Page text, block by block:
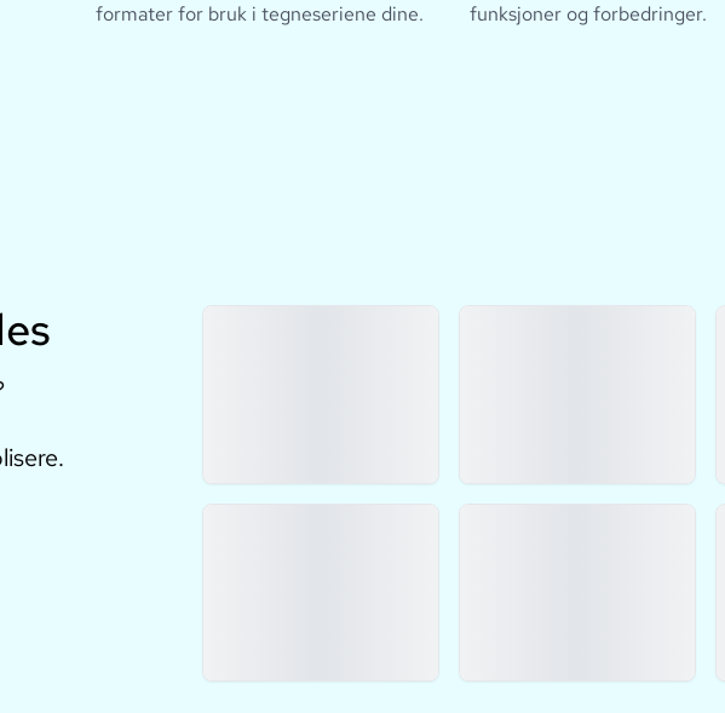
formater for bruk i tegneseriene dine.
funksjoner og forbedringer.